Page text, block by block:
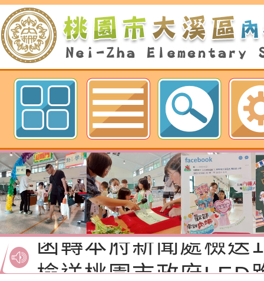
歡迎參觀：桃園市內柵國民小學網
函轉桃園市政府「
性(防空)演習執行計
轉桃園市政府「
（防空）演習－行動
檢送桃園市政府家庭
「115年度祖孫樂淘
節慶祝活動」海報電
函轉本府新聞處檢送
交通安全宣導標語播
檢送桃園市政府LED